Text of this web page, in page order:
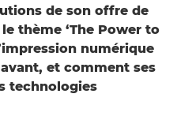
de son offre de
thème ‘The Power to
numérique
et comment ses
technologies